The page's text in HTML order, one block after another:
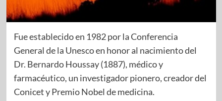
Fue establecido en 1982 por la Conferencia
General de la Unesco en honor al nacimiento del
Dr. Bernardo Houssay (1887), médico y
farmacéutico, un investigador pionero, creador del
Conicet y Premio Nobel de medicina.